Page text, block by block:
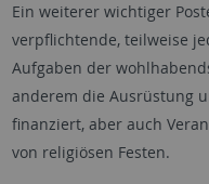
Ein weiterer wichtiger
verpflichtende, teilweise
Aufgaben der
anderem die Ausrüstung
finanziert, aber auch
von religiösen Festen.